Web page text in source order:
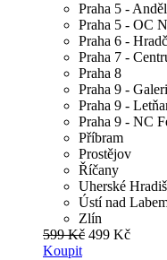
Praha 5 - Anděl
Praha 5 - OC
Praha 6 -
Praha 7 -
Praha 8
Praha 9 -
Praha 9 -
Praha 9 - NC
Příbram
Prostějov
Říčany
Uherské
Ústí nad
Zlín
599 Kč 499 Kč
Koupit